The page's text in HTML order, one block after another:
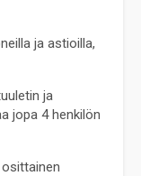
ja astioilla,
ja
jopa 4 henkilön